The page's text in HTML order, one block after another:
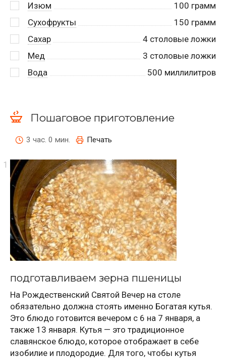
Изюм
100 грамм
Сухофрукты
150 грамм
Сахар
4 столовые ложки
Мед
3 столовые ложки
Вода
500 миллилитров
Пошаговое приготовление
3 час. 0 мин. Печать
подготавливаем зерна пшеницы
На Рождественский Святой Вечер на столе
обязательно должна стоять именно Богатая кутья.
Это блюдо готовится вечером с 6 на 7 января, а
также 13 января. Кутья — это традиционное
славянское блюдо, которое отображает в себе
изобилие и плодородие. Для того, чтобы кутья